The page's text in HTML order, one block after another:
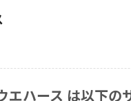
エハース は以下の